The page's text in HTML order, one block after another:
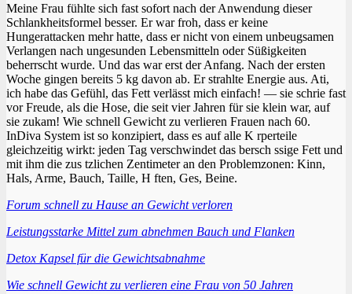
Meine Frau fühlte sich fast sofort nach der Anwendung dieser
Schlankheitsformel besser. Er war froh, dass er keine
Hungerattacken mehr hatte, dass er nicht von einem unbeugsamen
Verlangen nach ungesunden Lebensmitteln oder Süßigkeiten
beherrscht wurde. Und das war erst der Anfang. Nach der ersten
Woche gingen bereits 5 kg davon ab. Er strahlte Energie aus. Ati,
ich habe das Gefühl, das Fett verlässt mich einfach! — sie schrie fast
vor Freude, als die Hose, die seit vier Jahren für sie klein war, auf
sie zukam! Wie schnell Gewicht zu verlieren Frauen nach 60.
InDiva System ist so konzipiert, dass es auf alle K rperteile
gleichzeitig wirkt: jeden Tag verschwindet das bersch ssige Fett und
mit ihm die zus tzlichen Zentimeter an den Problemzonen: Kinn,
Hals, Arme, Bauch, Taille, H ften, Ges, Beine.
Forum schnell zu Hause an Gewicht verloren
Leistungsstarke Mittel zum abnehmen Bauch und Flanken
Detox Kapsel für die Gewichtsabnahme
Wie schnell Gewicht zu verlieren eine Frau von 50 Jahren